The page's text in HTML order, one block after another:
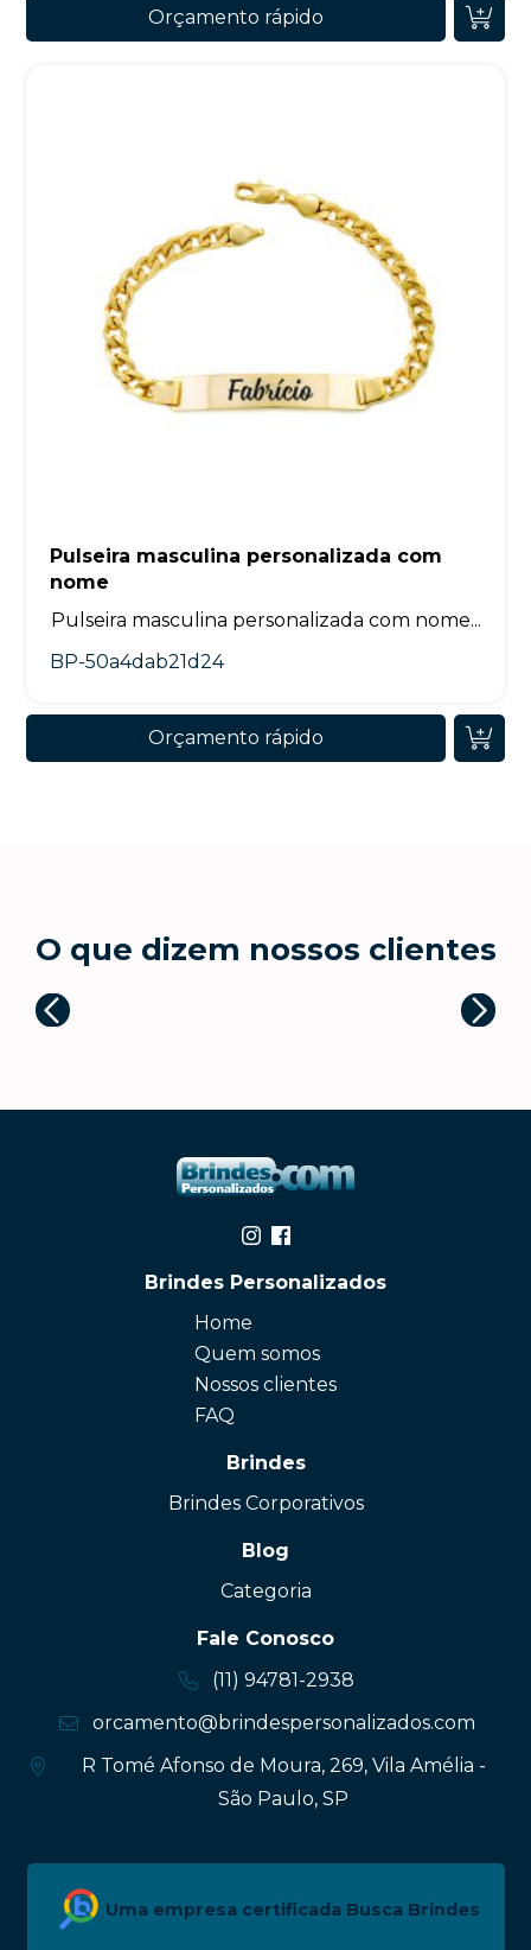
Orçamento rápido
Pulseira masculina personalizada com
nome
Pulseira masculina personalizada com nome...
BP-50a4dab21d24
Orçamento rápido
O que dizem nossos clientes
Brindes Personalizados
Home
Quem somos
Nossos clientes
FAQ
Brindes
Brindes Corporativos
Blog
Categoria
Fale Conosco
(11) 94781-2938
orcamento@brindespersonalizados.com
R Tomé Afonso de Moura, 269, Vila Amélia -
São Paulo, SP
Uma empresa certificada Busca Brindes